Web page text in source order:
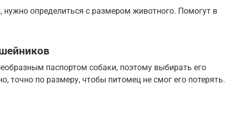
нужно определиться с размером животного. Помогут в
паспортом собаки, поэтому выбирать его
точно по размеру, чтобы питомец не смог его потерять.